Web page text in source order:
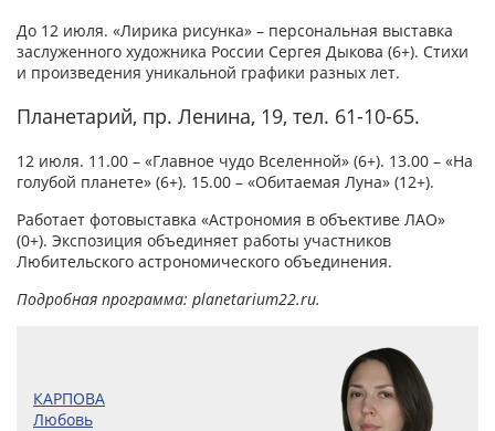
До 12 июля. «Лирика рисунка» – персональная выставка
заслуженного художника России Сергея Дыкова (6+). Стихи
и произведения уникальной графики разных лет.
Планетарий, пр. Ленина, 19, тел. 61-10-65.
12 июля. 11.00 – «Главное чудо Вселенной» (6+). 13.00 – «На
голубой планете» (6+). 15.00 – «Обитаемая Луна» (12+).
Работает фотовыставка «Астрономия в объективе ЛАО»
(0+). Экспозиция объединяет работы участников
Любительского астрономического объединения.
Подробная программа: planetarium22.ru.
КАРПОВА
Любовь